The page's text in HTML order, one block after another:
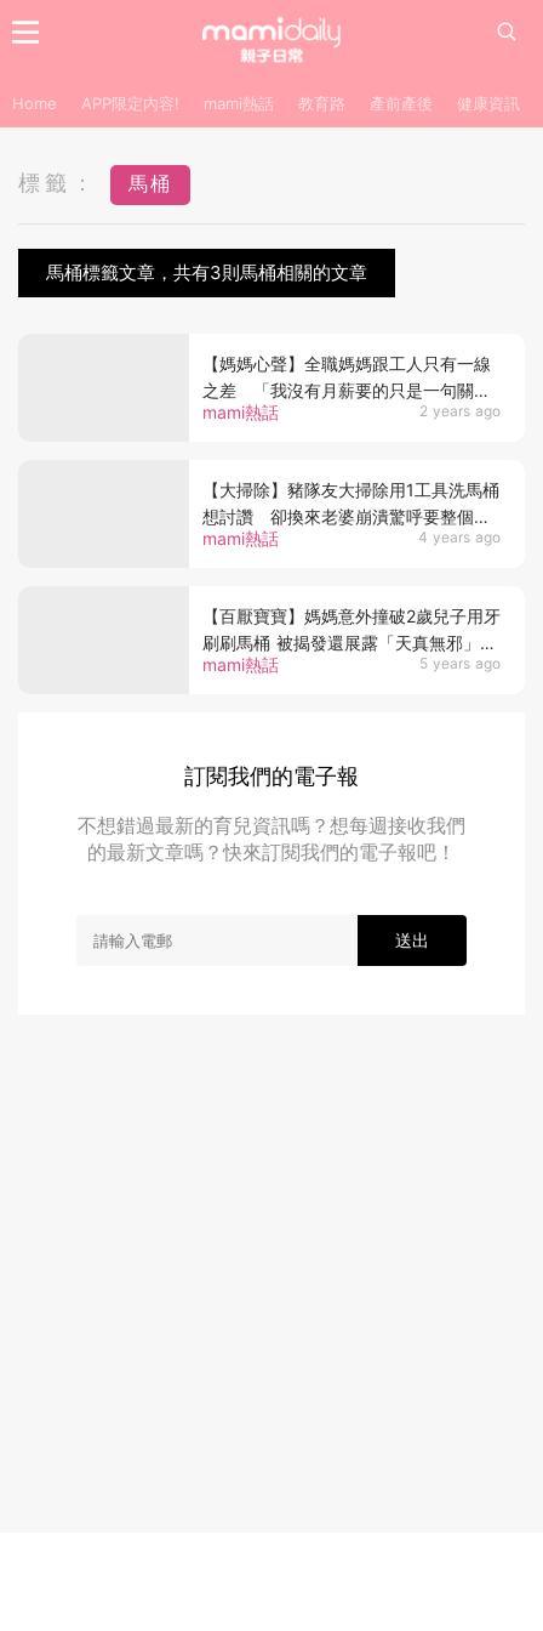
Home APP限定內容! mami熱話 教育路 產前產後 健康資訊
標籤： 馬桶
馬桶標籤文章，共有3則馬桶相關的文章
mami熱話 2 years ago
【媽媽心聲】全職媽媽跟工人只有一線
之差 「我沒有月薪要的只是一句關
心」
mami熱話 4 years ago
【大掃除】豬隊友大掃除用1工具洗馬桶
想討讚 卻換來老婆崩潰驚呼要整個換
掉
mami熱話 5 years ago
【百厭寶寶】媽媽意外撞破2歲兒子用牙
刷刷馬桶 被揭發還展露「天真無邪」笑
容
訂閱我們的電子報
不想錯過最新的育兒資訊嗎？想每週接收我們
的最新文章嗎？快來訂閱我們的電子報吧！
送出